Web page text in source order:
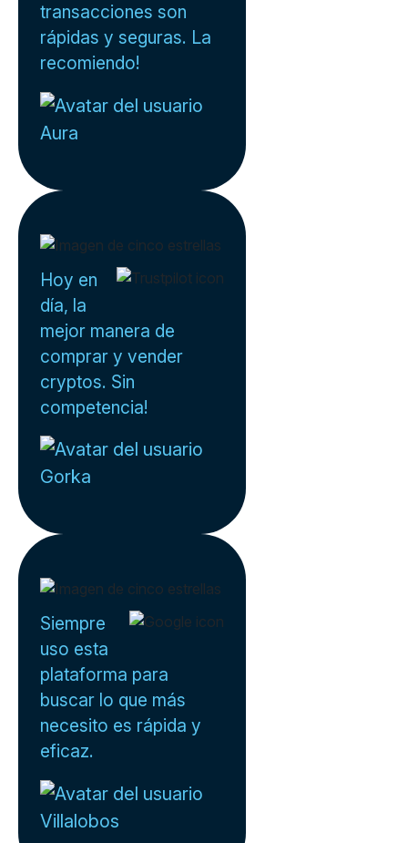
transacciones son
rápidas y seguras. La
recomiendo!
Aura
Hoy en
día, la
mejor manera de
comprar y vender
cryptos. Sin
competencia!
Gorka
Siempre
uso esta
plataforma para
buscar lo que más
necesito es rápida y
eficaz.
Villalobos